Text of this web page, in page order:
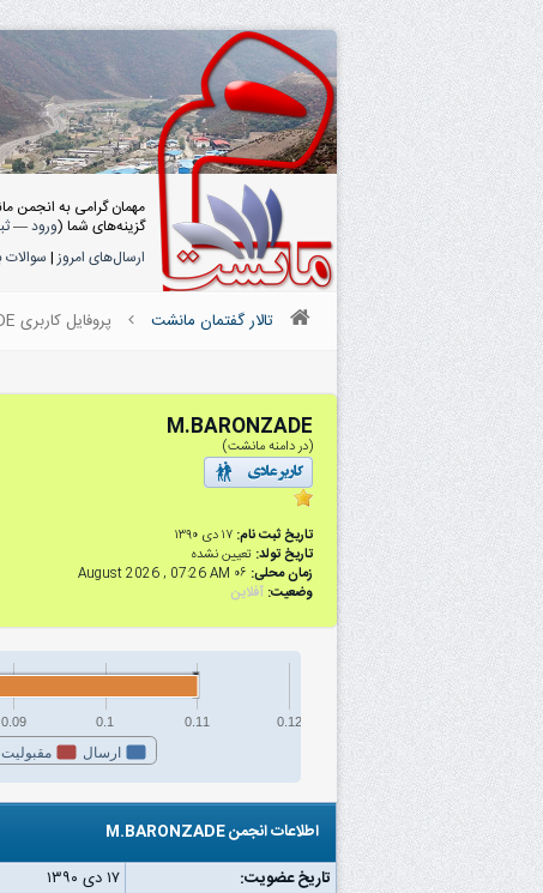
مهمان گرامی به انجمن
گزینه‌های شما (ورود—
ارسال‌های امروز|
تالار گفتمان مانشت پروفایل کاربری M.BARONZADE
M.BARONZADE
(در دامنه مانشت)
تاریخ ثبت نام: ۱۷ دى ۱۳۹۰
تاریخ تولد: تعیین نشده
زمان محلی: ۰۶ August 2026 , 07:26 AM
وضعیت: آفلاین
ارسال
0.09 0.1 0.11 0.12
اطلاعات انجمن M.BARONZADE
تاریخ عضویت:
۱۷ دى ۱۳۹۰